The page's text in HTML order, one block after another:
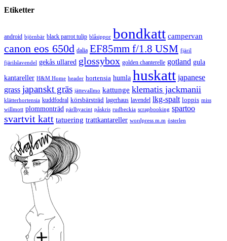
Etiketter
android björnbär black parrot tulip blåsippor bondkatt campervan
canon eos 650d dalia EF85mm f/1.8 USM fjäril
fjärilslavendel gekås ullared glossybox golden chanterelle gotland gula
kantareller H&M Home header hortensia humla huskatt japanese
grass japanskt gräs jättevallmo kattunge klematis jackmanii
klätterhortensia kuddfodral körsbärsträd lagerhaus lavendel lkg-spalt loppis miss
willmott plommonträd pärlhyacint påskris rudbeckia scrapbooking spartoo
svartvit katt tatuering trattkantareller wordpress m.m österlen